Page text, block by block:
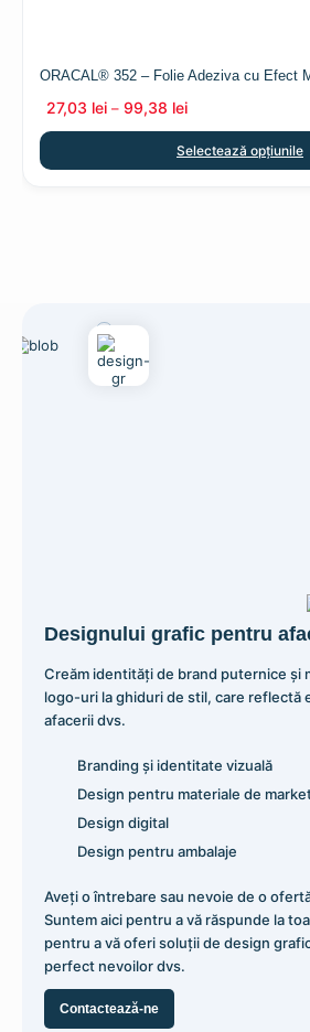
ORACAL® 352 – Folie Adeziva cu Efect
27,03 lei – 99,38 lei
Selectează opțiunile
Designului grafic pentru
Creăm identități de brand puternice și
logo-uri la ghiduri de stil, care reflectă
afacerii dvs.
Branding și identitate vizuală
Design pentru materiale de
Design digital
Design pentru ambalaje
Aveți o întrebare sau nevoie de o
Suntem aici pentru a vă răspunde la
pentru a vă oferi soluții de design
perfect nevoilor dvs.
Contactează-ne